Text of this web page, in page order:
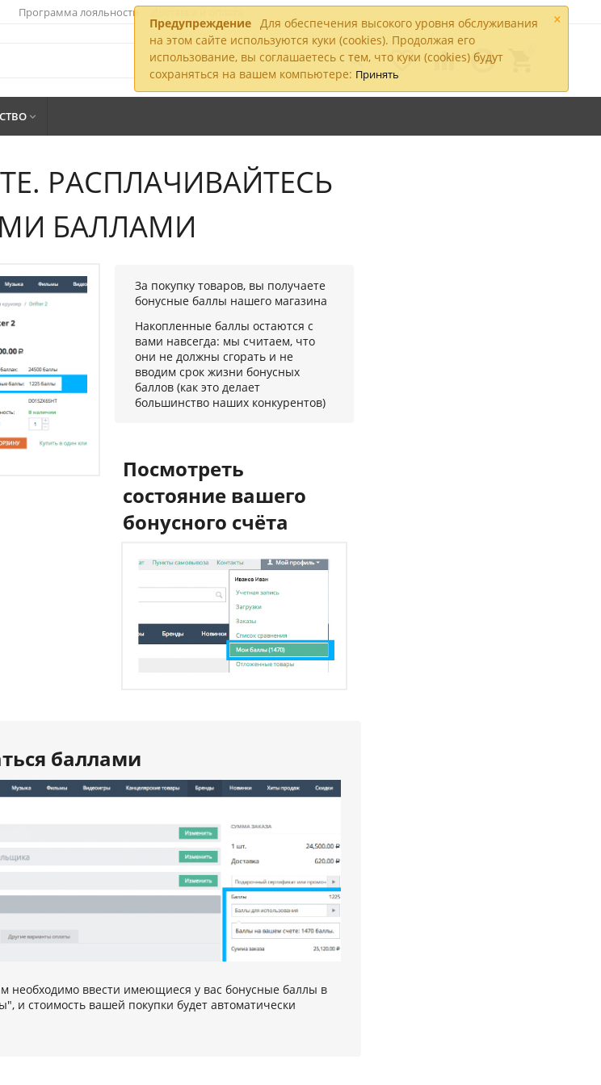
×
Предупреждение Для обеспечения высокого уровня обслуживания
на этом сайте используются куки (cookies). Продолжая его
использование, вы соглашаетесь с тем, что куки (cookies) будут
сохраняться на вашем компьютере: Принять
Программа лояльности

 


РАСПЛАЧИВАЙТЕСЬ
БАЛЛАМИ
За покупку товаров, вы получаете
бонусные баллы нашего магазина
Накопленные баллы остаются с
вами навсегда: мы считаем, что
они не должны сгорать и не
вводим срок жизни бонусных
баллов (как это делает
большинство наших конкурентов)
Посмотреть
состояние вашего
бонусного счёта
баллами
необходимо ввести имеющиеся у вас бонусные баллы в
и стоимость вашей покупки будет автоматически